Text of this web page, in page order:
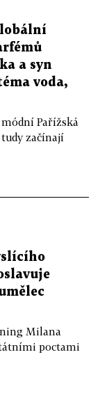
a syn
voda,
Pařížská
začínají
Milana
poctami